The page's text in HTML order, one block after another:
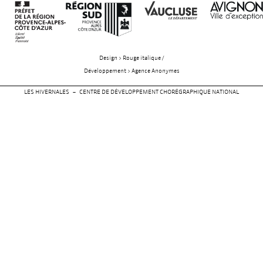
Design > Rouge italique /
Développement > Agence Anonymes
LES HIVERNALES – CENTRE DE DÉVELOPPEMENT CHORÉGRAPHIQUE NATIONAL